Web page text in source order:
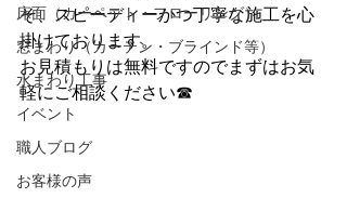
床面（カーペット・フローリング）
窓まわり（カーテン・ブラインド等）
水まわり工事
イベント
職人ブログ
お客様の声
そ、スピーディーかつ丁寧な施工を心
掛けております。
お見積もりは無料ですのでまずはお気
軽にご相談ください☎